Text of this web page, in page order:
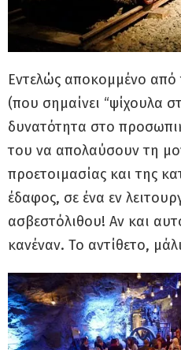
Εντελώς αποκομμένο από
(που σημαίνει “ψίχουλα
δυνατότητα στο
του να απολαύσουν τη
προετοιμασίας και της
έδαφος, σε ένα εν
ασβεστόλιθου! Αν και
κανέναν. Το αντίθετο,